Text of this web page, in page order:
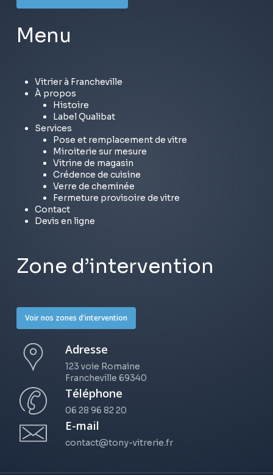
Menu
Vitrier à Francheville
À propos
Histoire
Label Qualibat
Services
Pose et remplacement de vitre
Miroiterie sur mesure
Vitrine de magasin
Crédence de cuisine
Verre de cheminée
Fermeture provisoire de vitre
Contact
Devis en ligne
Zone d’intervention
Voir nos zones d'intervention
Adresse
123 voie Romaine
Francheville 69340
Téléphone
06 28 96 82 20
E-mail
contact@tony-vitrerie.fr